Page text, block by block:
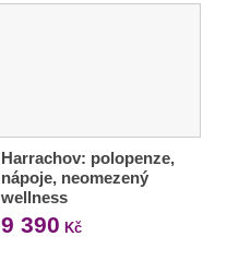
Harrachov: polopenze,
nápoje, neomezený
wellness
9 390 Kč